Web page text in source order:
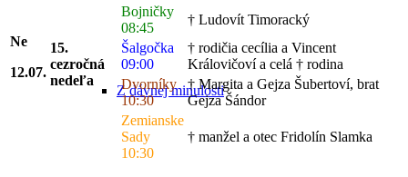
Z dávnej minulosti
Ne
12.07.
15.
cezročná
nedeľa
Bojničky
08:45
† Ludovít Timoracký
Šalgočka
09:00
† rodičia cecília a Vincent
Královičoví a celá † rodina
Dvorníky
10:30
† Margita a Gejza Šubertoví, brat
Gejza Šándor
Zemianske
Sady
10:30
† manžel a otec Fridolín Slamka